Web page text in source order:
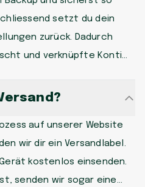
Geschäftsverlauf und
des Verkaufspreises auf
ein altes Samsung Handy
Gebrauch mehr findet?
Galaxy A40 und erhalte
setzt du dein
zurück. Dadurch
und verknüpfte Konti
mal eine zertifizierte
auf unserer Website
wir dir ein Versandlabel.
kostenlos einsenden.
senden wir sogar eine